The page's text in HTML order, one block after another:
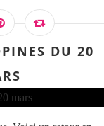
DU 20